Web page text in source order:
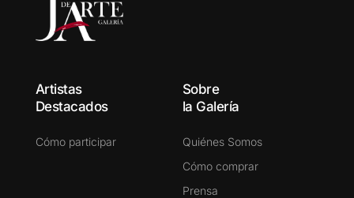
Artistas
Destacados
Cómo participar
Sobre
la Galería
Quiénes Somos
Cómo comprar
Prensa